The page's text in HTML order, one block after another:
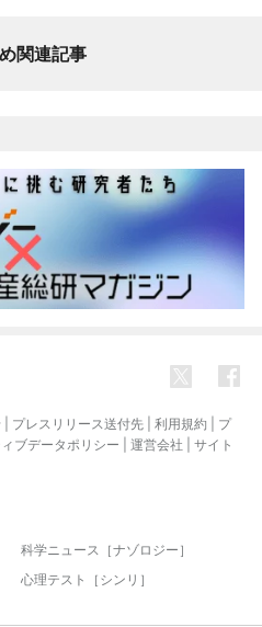
関連記事
プレスリリース送付先 利用規約
プ
ブデータポリシー 運営会社
サイト
科学ニュース［ナゾロジー］
心理テスト［シンリ］